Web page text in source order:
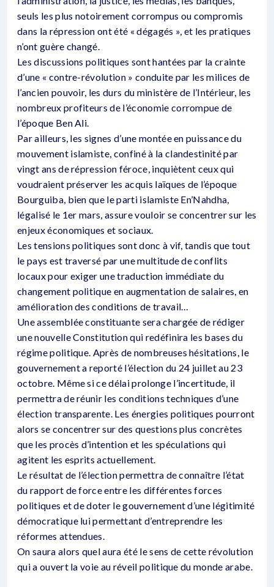
seuls les plus notoirement corrompus ou compromis
dans la répression ont été « dégagés », et les pratiques
n’ont guère changé.
Les discussions politiques sont hantées par la crainte
d’une « contre-révolution » conduite par les milices de
l’ancien pouvoir, les durs du ministère de l’Intérieur, les
nombreux profiteurs de l’économie corrompue de
l’époque Ben Ali.
Par ailleurs, les signes d’une montée en puissance du
mouvement islamiste, confiné à la clandestinité par
vingt ans de répression féroce, inquiètent ceux qui
voudraient préserver les acquis laïques de l’époque
Bourguiba, bien que le parti islamiste En’Nahdha,
légalisé le 1er mars, assure vouloir se concentrer sur les
enjeux économiques et sociaux.
Les tensions politiques sont donc à vif, tandis que tout
le pays est traversé par une multitude de conflits
locaux pour exiger une traduction immédiate du
changement politique en augmentation de salaires, en
amélioration des conditions de travail…
Une assemblée constituante sera chargée de rédiger
une nouvelle Constitution qui redéfinira les bases du
régime politique. Après de nombreuses hésitations, le
gouvernement a reporté l’élection du 24 juillet au 23
octobre. Même si ce délai prolonge l’incertitude, il
permettra de réunir les conditions techniques d’une
élection transparente. Les énergies politiques pourront
alors se concentrer sur des questions plus concrètes
que les procès d’intention et les spéculations qui
agitent les esprits actuellement.
Le résultat de l’élection permettra de connaître l’état
du rapport de force entre les différentes forces
politiques et de doter le gouvernement d’une légitimité
démocratique lui permettant d’entreprendre les
réformes attendues.
On saura alors quel aura été le sens de cette révolution
qui a ouvert la voie au réveil politique du monde arabe.